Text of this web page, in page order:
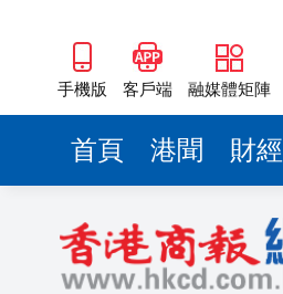
手機版 客戶端 融媒體矩陣
首頁 港聞 財經